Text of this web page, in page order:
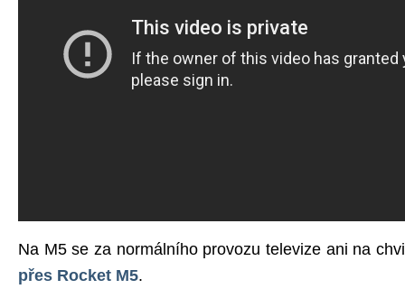
Na M5 se za normálního provozu televize ani na
přes Rocket M5.